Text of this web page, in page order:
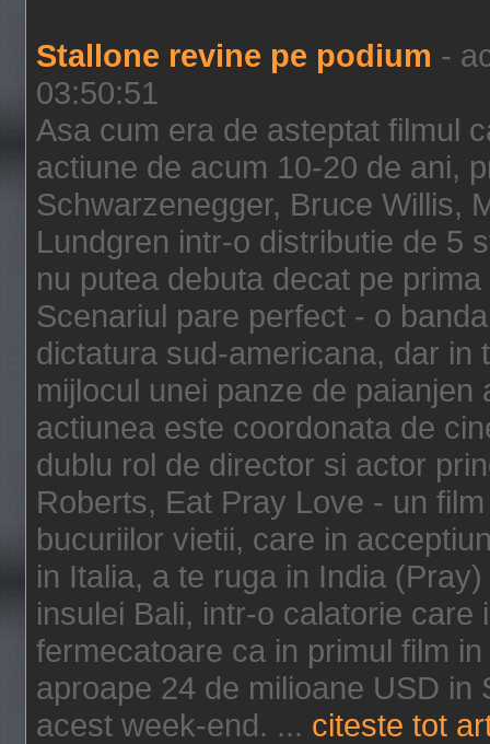
Stallone revine pe podium -
03:50:51
Asa cum era de asteptat filmul
actiune de acum 10-20 de ani,
Schwarzenegger, Bruce Willis,
Lundgren intr-o distributie de 5
nu putea debuta decat pe
Scenariul pare perfect - o
dictatura sud-americana, dar in
mijlocul unei panze de
actiunea este coordonata de
dublu rol de director si actor
Roberts, Eat Pray Love - un
bucuriilor vietii, care in
in Italia, a te ruga in India
insulei Bali, intr-o calatorie
fermecatoare ca in primul film
aproape 24 de milioane USD in
acest week-end. ... citeste tot